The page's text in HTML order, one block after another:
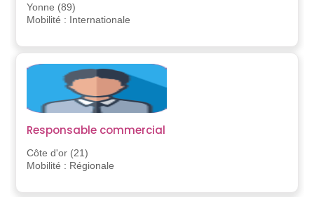
Yonne (89)
Mobilité : Internationale
Responsable commercial
Côte d'or (21)
Mobilité : Régionale